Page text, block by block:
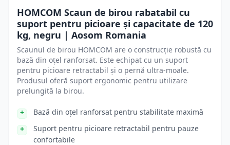
HOMCOM Scaun de birou rabatabil cu
suport pentru picioare și capacitate de 120
kg, negru | Aosom Romania
Scaunul de birou HOMCOM are o construcție robustă cu
bază din oțel ranforsat. Este echipat cu un suport
pentru picioare retractabil și o pernă ultra-moale.
Produsul oferă suport ergonomic pentru utilizare
prelungită la birou.
Bază din oțel ranforsat pentru stabilitate maximă
Suport pentru picioare retractabil pentru pauze
confortabile